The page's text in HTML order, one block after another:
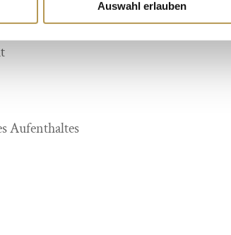
Auswahl erlauben
Aufenthaltes